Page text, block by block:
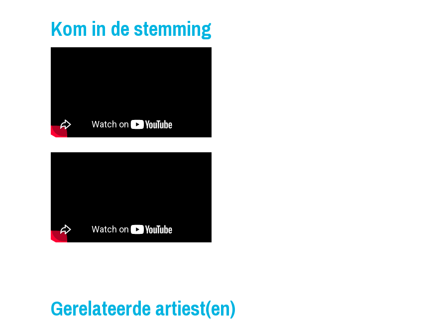
Kom in de stemming
Gerelateerde artiest(en)